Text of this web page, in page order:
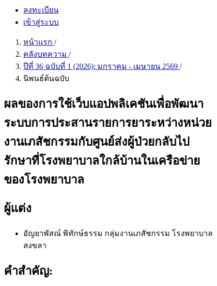
ลงทะเบียน
เข้าสู่ระบบ
หน้าแรก /
คลังบทความ /
ปีที่ 36 ฉบับที่ 1 (2026): มกราคม - เมษายน 2569 /
นิพนธ์ต้นฉบับ
ผลของการใช้เว็บแอปพลิเคชันเพื่อพัฒนา
ระบบการประสานรายการยาระหว่างหน่วย
งานเภสัชกรรมกับศูนย์ส่งผู้ป่วยกลับไป
รักษาที่โรงพยาบาลใกล้บ้านในเครือข่าย
ของโรงพยาบาล
ผู้แต่ง
อัญยาพัสณ์ พิทักษ์ธรรม กลุ่มงานเภสัชกรรม โรงพยาบาล
สงขลา
คำสำคัญ: